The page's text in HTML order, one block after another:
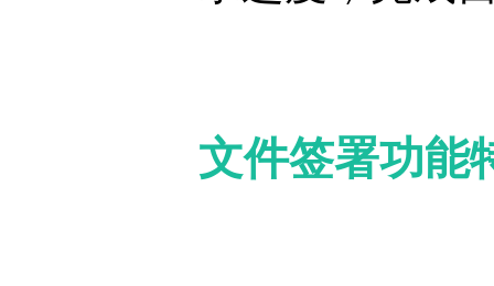
文件签署功能